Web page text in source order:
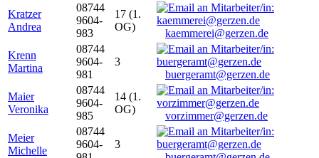
Kratzer
Andrea
08744
9604-
983
17 (1.
OG)
kaemmerei@gerzen.de
Krenn
Martina
08744
9604-
981
3
buergeramt@gerzen.de
Maier
Veronika
08744
9604-
985
14 (1.
OG)
vorzimmer@gerzen.de
Meier
Michelle
08744
9604-
3